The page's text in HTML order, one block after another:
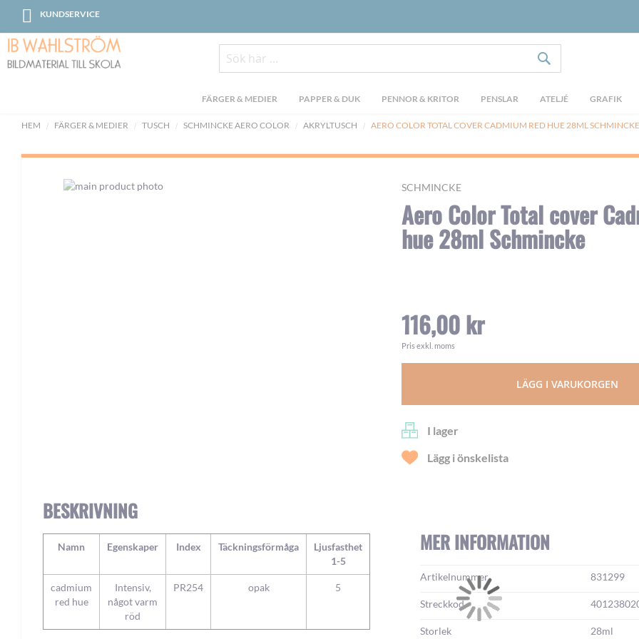
KUNDSERVICESkip
Content
Sök
FÄRGER & MEDIER PAPPER & DUK PENNOR & KRITOR PENSLAR ATELJÉ GRAFIK
HEM FÄRGER & MEDIER TUSCH SCHMINCKE AERO COLOR AKRYLTUSCH AERO COLOR TOTAL COVER CADMIUM RED HUE 28ML SCHMINCKE
SCHMINCKE
Aero Color Total cover
hue 28ml Schmincke
116,00 kr
Pris exkl. moms
LÄGG I VARUKORGEN
I lager
Lägg i önskelista
images
BESKRIVNING
Namn Egenskaper Index Täckningsförmåga
Ljusfasthet
1-5
cadmium
red hue
Intensiv,
något varm
röd
PR254 opak 5
MER INFORMATION
Mer
information:
Artikelnummer 831299
Streckkod
Storlek 28ml